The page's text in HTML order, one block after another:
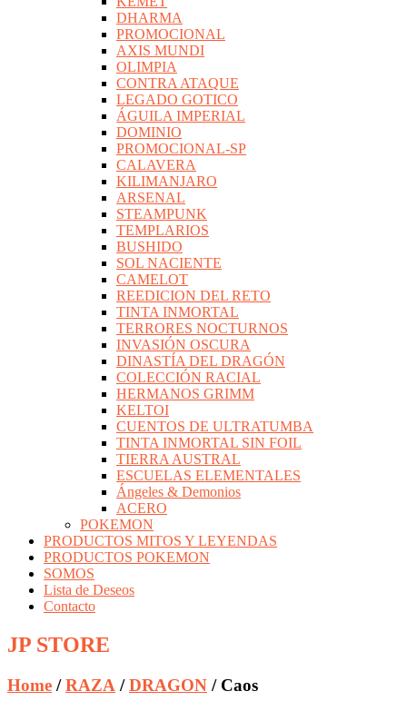
DHARMA
PROMOCIONAL
AXIS MUNDI
OLIMPIA
CONTRA ATAQUE
LEGADO GOTICO
ÁGUILA IMPERIAL
DOMINIO
PROMOCIONAL-SP
CALAVERA
KILIMANJARO
ARSENAL
STEAMPUNK
TEMPLARIOS
BUSHIDO
SOL NACIENTE
CAMELOT
REEDICION DEL RETO
TINTA INMORTAL
TERRORES NOCTURNOS
INVASIÓN OSCURA
DINASTÍA DEL DRAGÓN
COLECCIÓN RACIAL
HERMANOS GRIMM
KELTOI
CUENTOS DE ULTRATUMBA
TINTA INMORTAL SIN FOIL
TIERRA AUSTRAL
ESCUELAS ELEMENTALES
Ángeles & Demonios
ACERO
POKEMON
PRODUCTOS MITOS Y LEYENDAS
PRODUCTOS POKEMON
SOMOS
Lista de Deseos
Contacto
JP STORE
Home /RAZA /DRAGON / Caos